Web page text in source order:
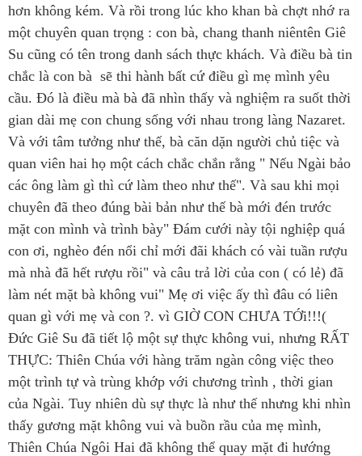
hơn không kém. Và rồi trong lúc kho khan bà chợt nhớ ra
một chuyên quan trọng : con bà, chang thanh niêntên Giê
Su cũng có tên trong danh sách thực khách. Và điều bà tin
chắc là con bà sẽ thi hành bất cứ điều gì mẹ mình yêu
cầu. Đó là điều mà bà đã nhìn thấy và nghiệm ra suốt thời
gian dài mẹ con chung sống với nhau trong làng Nazaret.
Và với tâm tưởng như thế, bà căn dặn người chủ tiệc và
quan viên hai họ một cách chắc chắn rằng " Nếu Ngài bảo
các ông làm gì thì cứ làm theo như thế". Và sau khi mọi
chuyên đã theo đúng bài bản như thế bà mới đén trước
mặt con mình và trình bày" Đám cưới này tội nghiệp quá
con ơi, nghèo đén nổi chỉ mới đãi khách có vài tuần rượu
mà nhà đã hết rượu rồi" và câu trả lời của con ( có lẻ) đã
làm nét mặt bà không vui" Mẹ ơi việc ấy thì đâu có liên
quan gì với mẹ và con ?. vì GIỜ CON CHƯA TỚi!!!(
Đức Giê Su đã tiết lộ một sự thực không vui, nhưng RẤT
THỰC: Thiên Chúa với hàng trăm ngàn công việc theo
một trình tự và trùng khớp với chương trình , thời gian
của Ngài. Tuy nhiên dù sự thực là như thế nhưng khi nhìn
thấy gương mặt không vui và buồn rầu của mẹ mình,
Thiên Chúa Ngôi Hai đã không thể quay mặt đi hướng